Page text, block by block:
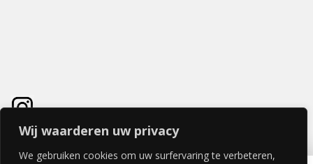
Wij waarderen uw privacy
We gebruiken cookies om uw surfervaring te verbeteren,